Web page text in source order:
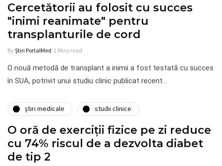
Cercetătorii au folosit cu succes
"inimi reanimate" pentru
transplanturile de cord
ByȘtiri PortalMed 2 Mins read
O nouă metodă de transplant a inimii a fost testată cu succes
în SUA, potrivit unui studiu clinic publicat recent…
ştiri medicale studii clinice
O oră de exerciții fizice pe zi reduce
cu 74% riscul de a dezvolta diabet
de tip 2